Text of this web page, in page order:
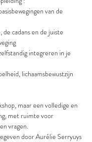
van de
cadans en de juiste
integreren in je
lichaamsbewustzijn
maar een volledige en
met ruimte voor
vragen.
door Aurélie Serryuys